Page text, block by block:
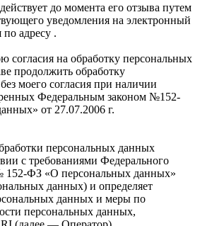
до момента его отзыва путем
уведомления на электронный
адресу .
согласия на обработку персональных
продолжить обработку
моего согласия при наличии
Федеральным законом №152-
от 27.07.2006 г.
персональных данных
с требованиями Федерального
152-ФЗ «О персональных данных»
данных) и определяет
данных и меры по
персональных данных,